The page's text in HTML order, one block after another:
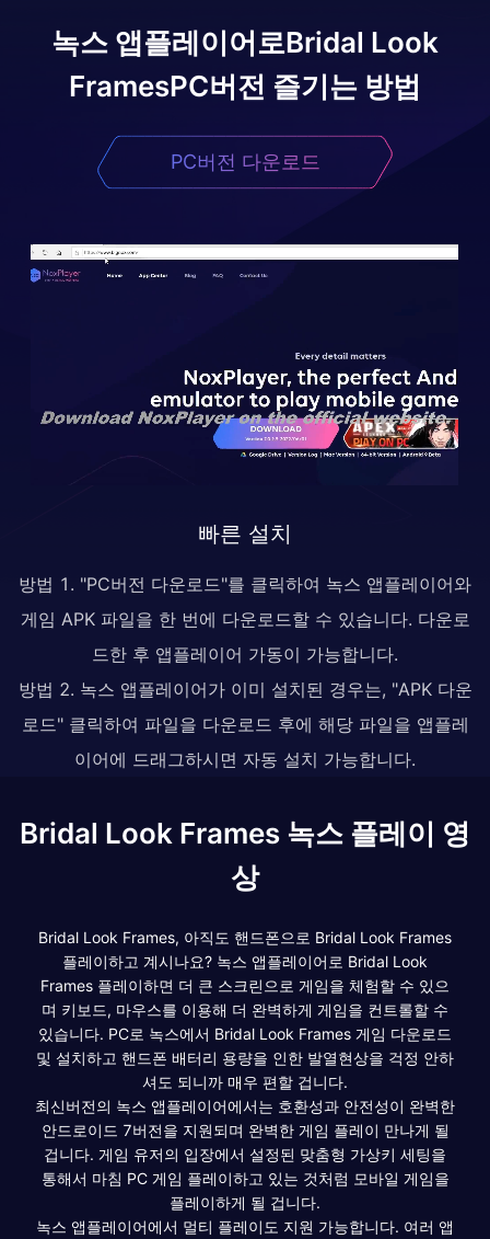
녹스 앱플레이어로Bridal Look
FramesPC버전 즐기는 방법
PC버전 다운로드
빠른 설치
방법 1. "PC버전 다운로드"를 클릭하여 녹스 앱플레이어와
게임 APK 파일을 한 번에 다운로드할 수 있습니다. 다운로
드한 후 앱플레이어 가동이 가능합니다.
방법 2. 녹스 앱플레이어가 이미 설치된 경우는, "APK 다운
로드" 클릭하여 파일을 다운로드 후에 해당 파일을 앱플레
이어에 드래그하시면 자동 설치 가능합니다.
Bridal Look Frames 녹스 플레이 영
상
Bridal Look Frames, 아직도 핸드폰으로 Bridal Look Frames
플레이하고 계시나요? 녹스 앱플레이어로 Bridal Look
Frames 플레이하면 더 큰 스크린으로 게임을 체험할 수 있으
며 키보드, 마우스를 이용해 더 완벽하게 게임을 컨트롤할 수
있습니다. PC로 녹스에서 Bridal Look Frames 게임 다운로드
및 설치하고 핸드폰 배터리 용량을 인한 발열현상을 걱정 안하
셔도 되니까 매우 편할 겁니다.
최신버전의 녹스 앱플레이어에서는 호환성과 안전성이 완벽한
안드로이드 7버전을 지원되며 완벽한 게임 플레이 만나게 될
겁니다. 게임 유저의 입장에서 설정된 맞춤형 가상키 세팅을
통해서 마침 PC 게임 플레이하고 있는 것처럼 모바일 게임을
플레이하게 될 겁니다.
녹스 앱플레이어에서 멀티 플레이도 지원 가능합니다. 여러 앱